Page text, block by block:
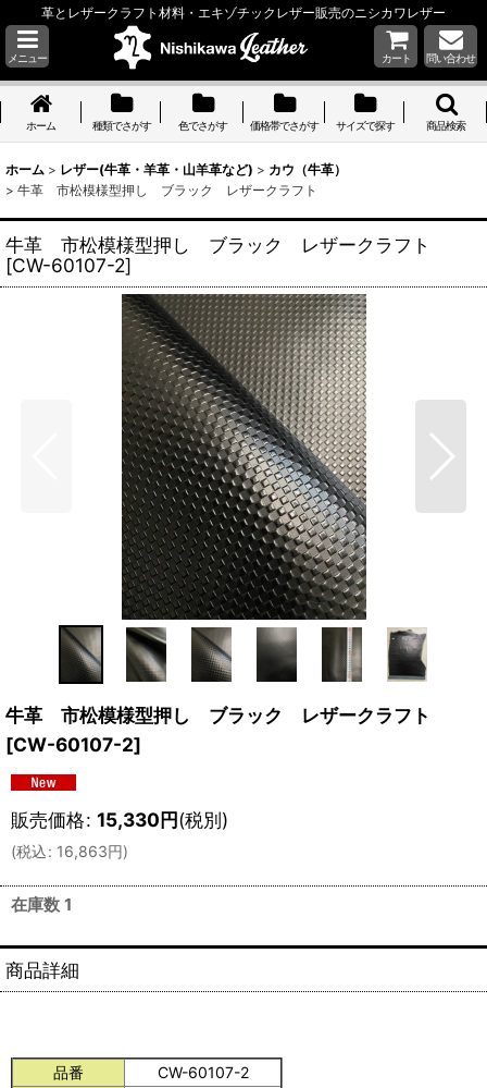
革とレザークラフト材料・エキゾチックレザー販売のニシカワレザー
メニュー カート 問い合わせ
ホーム 種類でさがす 色でさがす 価格帯でさがす サイズで探す 商品検索
ホーム > レザー(牛革・羊革・山羊革など) > カウ（牛革）
> 牛革 市松模様型押し ブラック レザークラフト
牛革 市松模様型押し ブラック レザークラフト
[CW-60107-2]
牛革 市松模様型押し ブラック レザークラフト
[CW-60107-2]
販売価格: 15,330円(税別)
(税込: 16,863円)
在庫数 1
商品詳細
品番
CW-60107-2